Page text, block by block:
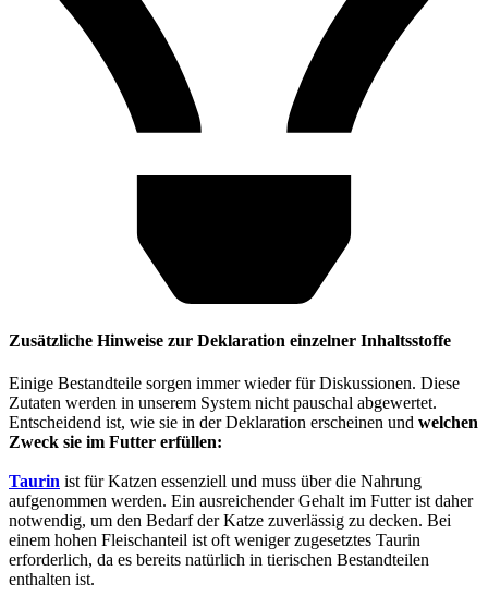
Zusätzliche Hinweise zur Deklaration einzelner Inhaltsstoffe
Einige Bestandteile sorgen immer wieder für Diskussionen. Diese
Zutaten werden in unserem System nicht pauschal abgewertet.
Entscheidend ist, wie sie in der Deklaration erscheinen und welchen
Zweck sie im Futter erfüllen:
Taurin ist für Katzen essenziell und muss über die Nahrung
aufgenommen werden. Ein ausreichender Gehalt im Futter ist daher
notwendig, um den Bedarf der Katze zuverlässig zu decken. Bei
einem hohen Fleischanteil ist oft weniger zugesetztes Taurin
erforderlich, da es bereits natürlich in tierischen Bestandteilen
enthalten ist.